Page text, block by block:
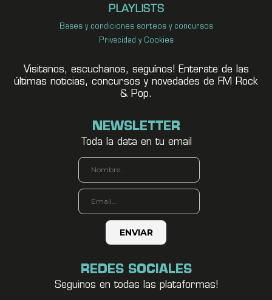
PLAYLISTS
Bases y condiciones sorteos y concursos
Privacidad y Cookies
Visitanos, escuchanos, seguínos! Enterate de las
últimas noticias, concursos y novedades de FM Rock
& Pop.
NEWSLETTER
Toda la data en tu email
REDES SOCIALES
Seguinos en todas las plataformas!